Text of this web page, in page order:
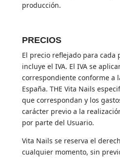
producción.
PRECIOS
El precio reflejado para cada
incluye el IVA. El IVA se
correspondiente conforme a
España. THE Vita Nails
que correspondan y los
carácter previo a la
por parte del Usuario.
Vita Nails se reserva el
cualquier momento, sin